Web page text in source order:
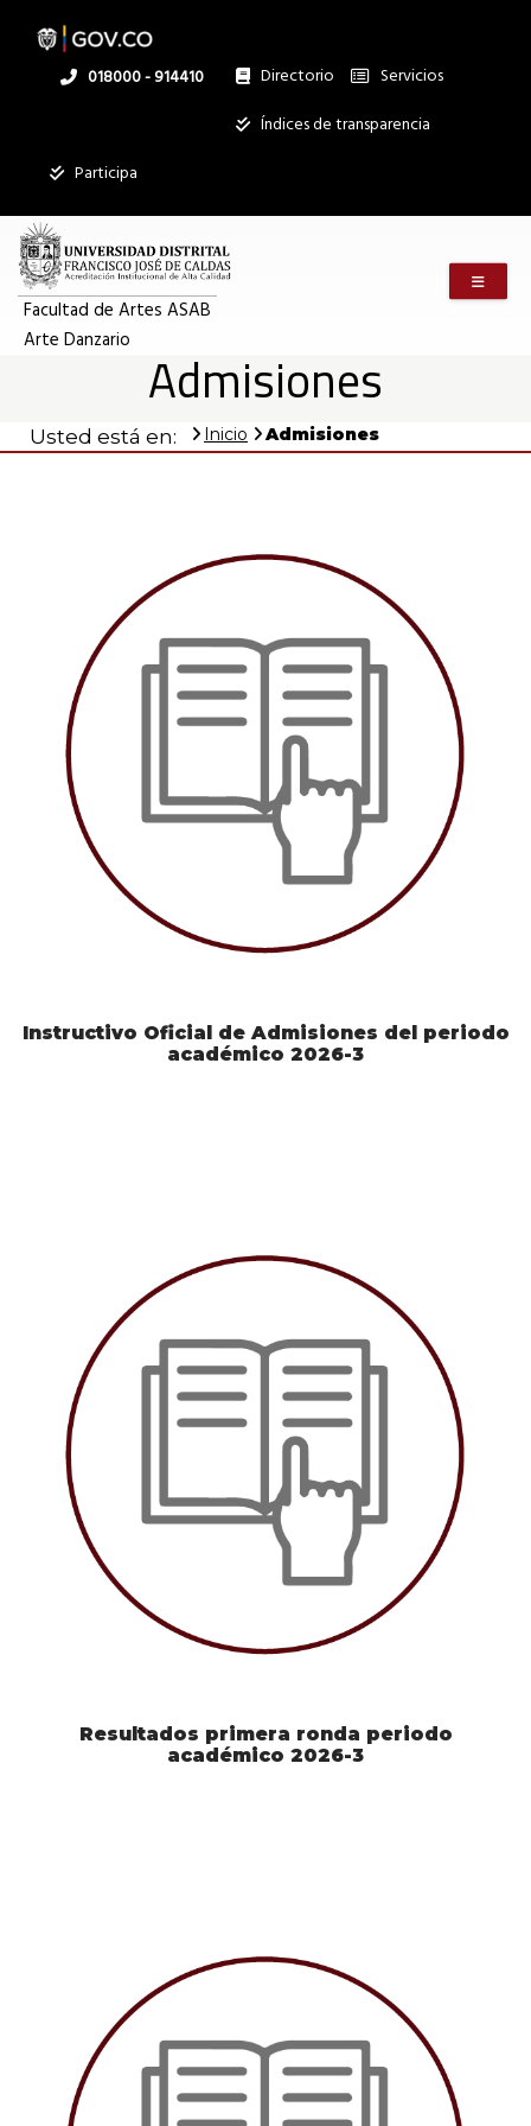
contenido
Linea
018000 - 914410 Directorio
Institucional
Servicios
Índices de transparencia
Participa
Facultad de Artes ASAB
Arte Danzario
Admisiones
Usted está en: Inicio Admisiones
Instructivo Oficial de Admisiones del periodo
académico 2026-3
Resultados primera ronda periodo
académico 2026-3